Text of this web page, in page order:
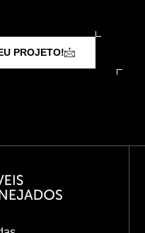
PROJETO!